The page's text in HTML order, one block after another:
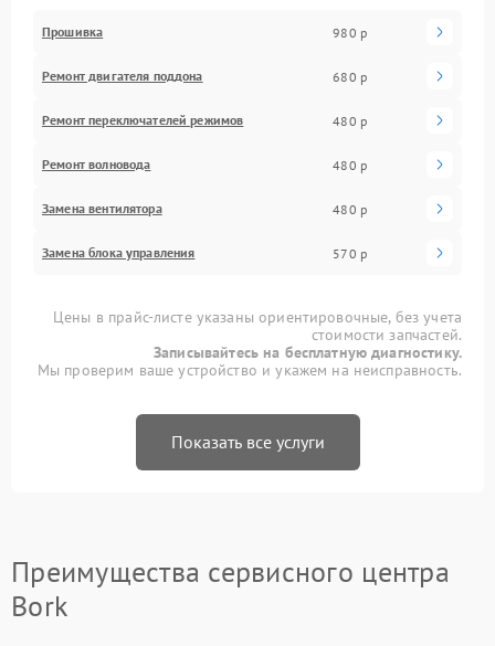
Прошивка 980 р
Ремонт двигателя поддона 680 р
Ремонт переключателей режимов 480 р
Ремонт волновода 480 р
Замена вентилятора 480 р
Замена блока управления 570 р
Цены в прайс-листе указаны ориентировочные, без учета
стоимости запчастей.
Записывайтесь на бесплатную диагностику.
Мы проверим ваше устройство и укажем на неисправность.
Показать все услуги
Преимущества сервисного центра
Bork